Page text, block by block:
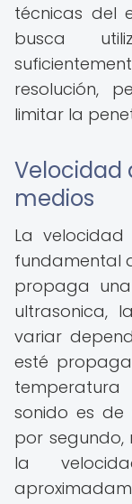
técnicas del
busca
resolución,
limitar la
Velocidad
medios
La
fundamental
propaga
ultrasonica,
variar
esté
sonido es de
por segundo,
la